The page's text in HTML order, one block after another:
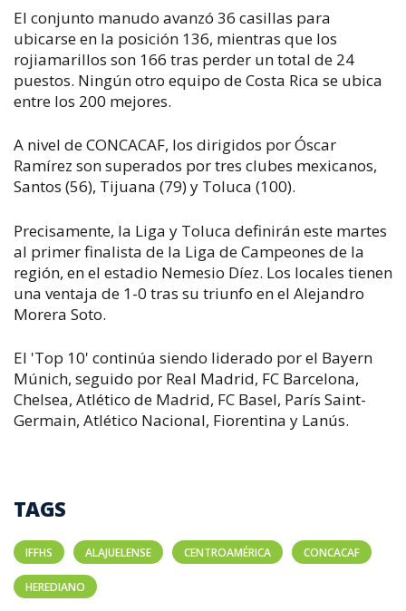
El conjunto manudo avanzó 36 casillas para
ubicarse en la posición 136, mientras que los
rojiamarillos son 166 tras perder un total de 24
puestos. Ningún otro equipo de Costa Rica se ubica
entre los 200 mejores.
A nivel de CONCACAF, los dirigidos por Óscar
Ramírez son superados por tres clubes mexicanos,
Santos (56), Tijuana (79) y Toluca (100).
Precisamente, la Liga y Toluca definirán este martes
al primer finalista de la Liga de Campeones de la
región, en el estadio Nemesio Díez. Los locales tienen
una ventaja de 1-0 tras su triunfo en el Alejandro
Morera Soto.
El 'Top 10' continúa siendo liderado por el Bayern
Múnich, seguido por Real Madrid, FC Barcelona,
Chelsea, Atlético de Madrid, FC Basel, París Saint-
Germain, Atlético Nacional, Fiorentina y Lanús.
TAGS
IFFHS ALAJUELENSE CENTROAMÉRICA CONCACAF
HEREDIANO